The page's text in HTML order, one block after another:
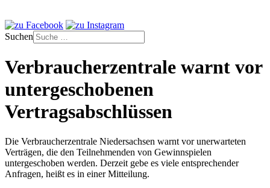
Suchen
Verbraucherzentrale warnt vor
untergeschobenen
Vertragsabschlüssen
Die Verbraucherzentrale Niedersachsen warnt vor unerwarteten
Verträgen, die den Teilnehmenden von Gewinnspielen
untergeschoben werden. Derzeit gebe es viele entsprechender
Anfragen, heißt es in einer Mitteilung.